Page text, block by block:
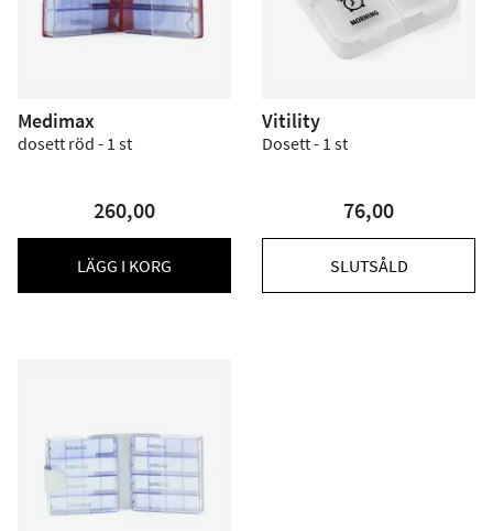
Medimax
dosett röd - 1 st
260,00
LÄGG I KORG
Vitility
Dosett - 1 st
76,00
SLUTSÅLD